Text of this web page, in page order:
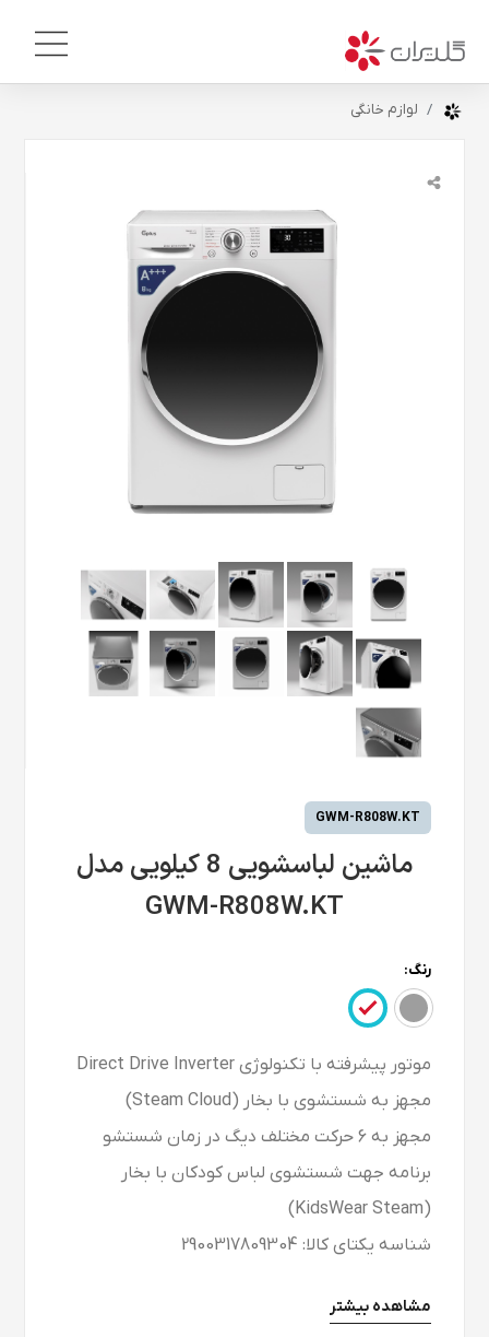
لوازم خانگی
GWM-R808W.KT
ماشین لباسشویی 8 کیلویی مدل
GWM-R808W.KT
رنگ:
موتور پیشرفته با تکنولوژی Direct Drive Inverter
مجهز به شستشوی با بخار (Steam Cloud)
مجهز به 6 حرکت مختلف دیگ در زمان شستشو
برنامه جهت شستشوی لباس کودکان با بخار
(KidsWear Steam)
شناسه یکتای کالا: 2900317809304
مشاهده بیشتر